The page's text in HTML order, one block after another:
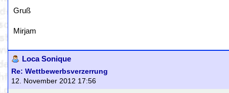
Gruß
Mirjam
Loca Sonique
Re: Wettbewerbsverzerrung
12. November 2012 17:56